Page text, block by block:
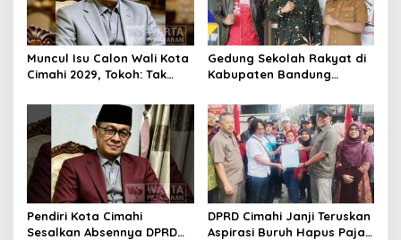
Muncul Isu Calon Wali Kota
Cimahi 2029, Tokoh: Tak
Legitimasi Parpol
Gedung Sekolah Rakyat di
Kabupaten Bandung
Siap Tampung Dua Ribu
Siswa
Pendiri Kota Cimahi
Sesalkan Absennya DPRD
DPRD Cimahi Janji Teruskan
Aspirasi Buruh Hapus Pajak